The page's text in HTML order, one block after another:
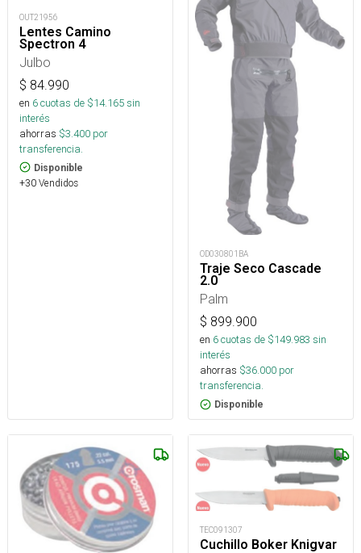
OUT21956
Lentes Camino
Spectron 4
Julbo
$ 84.990
en 6cuotas de $14.165sin
interés
ahorras $3.400 por
transferencia.
Disponible
+30 Vendidos
OD030801BA
Traje Seco Cascade
2.0
Palm
$ 899.900
en 6cuotas de $149.983 sin
interés
ahorras $36.000 por
transferencia.
Disponible
TEC091307
Cuchillo Boker Knigvar